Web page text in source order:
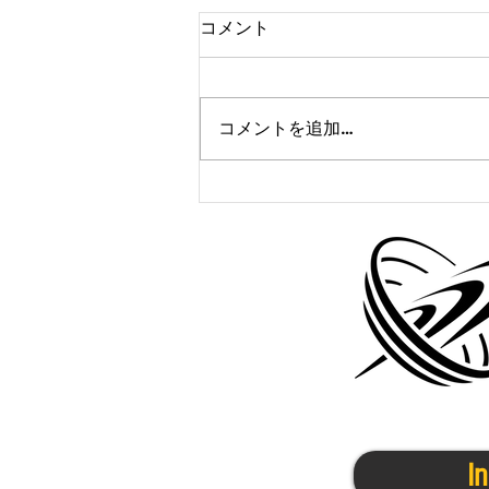
かけっこクラブ＠東大阪
コメント
コメントを追加…